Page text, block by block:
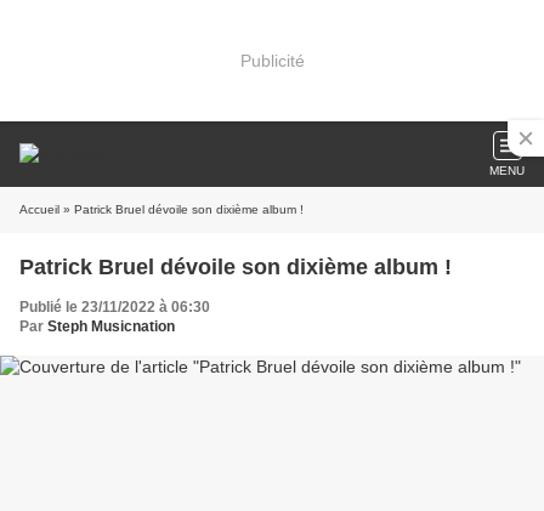
Publicité
MENU
Accueil » Patrick Bruel dévoile son dixième album !
Patrick Bruel dévoile son dixième album !
Publié le 23/11/2022 à 06:30
Par Steph Musicnation